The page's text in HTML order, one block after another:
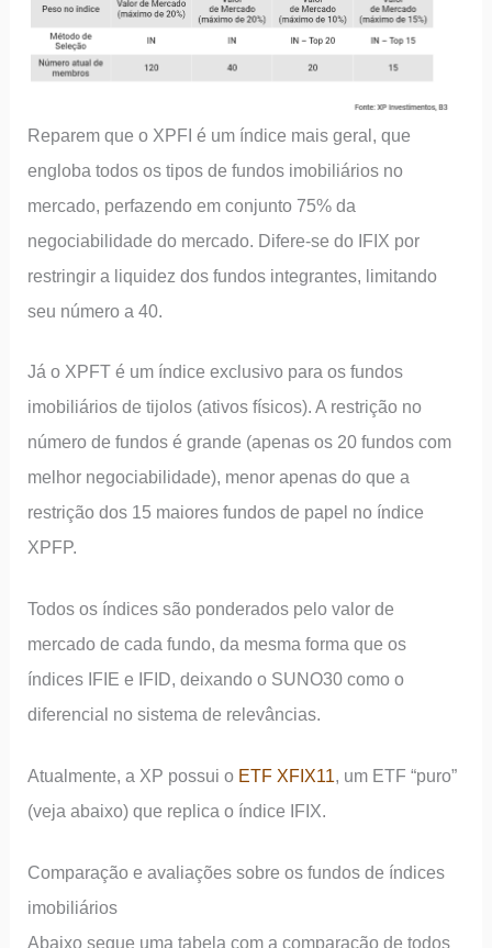
Reparem que o XPFI é um índice mais geral, que
engloba todos os tipos de fundos imobiliários no
mercado, perfazendo em conjunto 75% da
negociabilidade do mercado. Difere-se do IFIX por
restringir a liquidez dos fundos integrantes, limitando
seu número a 40.
Já o XPFT é um índice exclusivo para os fundos
imobiliários de tijolos (ativos físicos). A restrição no
número de fundos é grande (apenas os 20 fundos com
melhor negociabilidade), menor apenas do que a
restrição dos 15 maiores fundos de papel no índice
XPFP.
Todos os índices são ponderados pelo valor de
mercado de cada fundo, da mesma forma que os
índices IFIE e IFID, deixando o SUNO30 como o
diferencial no sistema de relevâncias.
Atualmente, a XP possui o ETF XFIX11, um ETF “puro”
(veja abaixo) que replica o índice IFIX.
Comparação e avaliações sobre os fundos de índices
imobiliários
Abaixo segue uma tabela com a comparação de todos